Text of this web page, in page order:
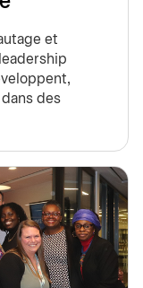
et
des